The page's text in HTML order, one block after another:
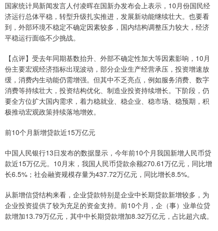
国家统计局新闻发言人付凌晖在国新办发布会上表示，10月份国民经
济运行总体平稳，转型升级扎实推进，发展新动能继续壮大。也要看
到，外部环境不稳定不确定因素较多，国内结构调整压力较大，经济
平稳运行面临不少挑战。
【点评】受去年同期基数抬升、外部不确定性加大等因素影响，10月
份主要宏观经济指标出现波动，部分企业生产经营承压，投资增速放
缓，消费内生动能仍需增强。但其中不乏亮点，例如服务消费、数字
消费等持续壮大，投资结构优化、制造业投资持续增长。下阶段，仍
要全方位扩大国内需求，着力稳就业、稳企业、稳市场、稳预期，积
极推动宏观政策持续落地增效。
前10个月新增贷款近15万亿元
中国人民银行13日发布的数据显示，今年前10个月我国新增人民币贷
款近15万亿元。10月末，我国人民币贷款余额270.61万亿元，同比增
长6.5%；社会融资规模存量为437.72万亿元，同比增长8.5%。
从新增信贷结构来看，企业贷款特别是企业中长期贷款新增较多，为
企业投资提供了较为充足的资金支持。前10个月，企（事）业单位贷
款增加13.79万亿元，其中中长期贷款增加8.32万亿元，占比超六成。